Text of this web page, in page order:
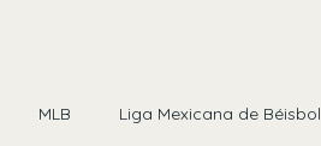
MLB Liga Mexicana de Béisbol